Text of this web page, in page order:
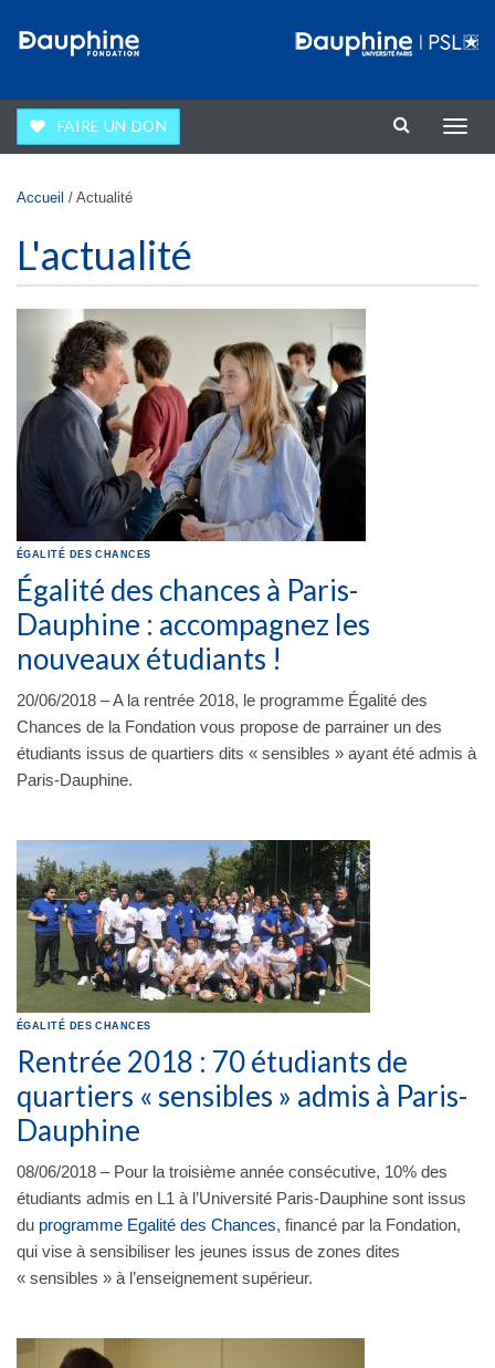
FAIRE UN DON
la
Vous êtes ici
Accueil / Actualité
L'actualité
ÉGALITÉ DES CHANCES
Égalité des chances à Paris-
Dauphine : accompagnez les
nouveaux étudiants !
20/06/2018 – A la rentrée 2018, le programme Égalité des
Chances de la Fondation vous propose de parrainer un des
étudiants issus de quartiers dits « sensibles » ayant été admis à
Paris-Dauphine.
ÉGALITÉ DES CHANCES
Rentrée 2018 : 70 étudiants de
quartiers « sensibles » admis à Paris-
Dauphine
08/06/2018 – Pour la troisième année consécutive, 10% des
étudiants admis en L1 à l’Université Paris-Dauphine sont issus
du programme Egalité des Chances, financé par la Fondation,
qui vise à sensibiliser les jeunes issus de zones dites
« sensibles » à l’enseignement supérieur.